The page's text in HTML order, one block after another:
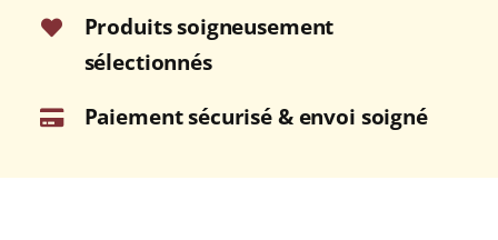
Produits soigneusement
sélectionnés
Paiement sécurisé & envoi soigné